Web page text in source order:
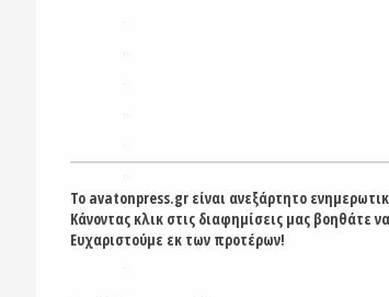
Το avatonpress.gr είναι ανεξάρτητο
Κάνοντας κλικ στις διαφημίσεις μας βοηθάτε
Ευχαριστούμε εκ των προτέρων!